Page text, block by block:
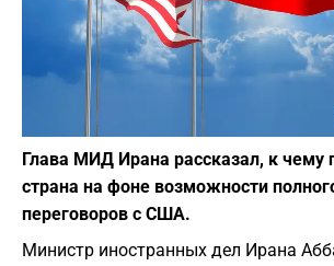
Глава МИД Ирана рассказал, к чему
страна на фоне возможности
переговоров с США.
Министр иностранных дел Ирана